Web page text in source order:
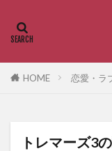
HOME 恋愛・ラ
トレマーズ3